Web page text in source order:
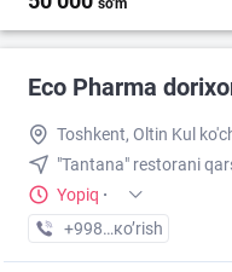
so'm
Eco Pharma
Toshkent, Oltin Kul
"Tantana" restorani
Yopiq ·
+998 (55) XXX-XX-XX
кo’rish